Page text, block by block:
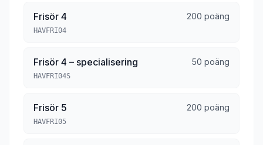
Frisör 4 200 poäng
HAVFRI04
Frisör 4 – specialisering 50 poäng
HAVFRI04S
Frisör 5 200 poäng
HAVFRI05